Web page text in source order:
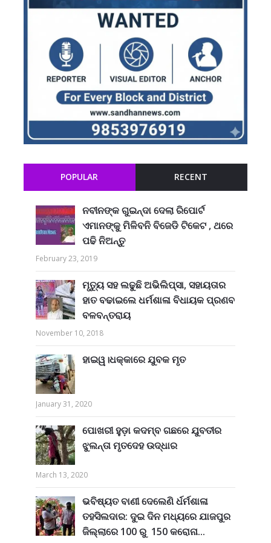
POPULAR RECENT
ନବୀନଙ୍କ ଗୁଇନ୍ଦା ଦେଲା ରିପୋର୍ଟ
ଏମାନଙ୍କୁ ମିଳିବନି ବିଜେଡି ଟିକେଟ , ଥରେ
ପଢି ନିଅନ୍ତୁ
February 23, 2019
ମୃତ୍ୟୁ ସହ ଲଢୁଛି ଅଭିଲିପ୍ସା, ସହାୟତାର
ହାତ ବଢାଇଲେ ଧର୍ମଶାଳା ବିଧାୟକ ପ୍ରଣବ
ବଳବନ୍ତରାୟ
November 10, 2018
ହାଇୱ।ଧକ୍କାରେ ଯୁବକ ମୃତ
January 31, 2020
ପୋଖରୀ ହୁଡ଼ା କଦମ୍ବ ଗଛରେ ଯୁବତୀର
ଝୁଲନ୍ତା ମୃତଦେହ ଉଦ୍ଧାର
March 13, 2020
ଭବିଷ୍ୟତ ବାଣୀ ଦେଲେଣି ର୍ଧର୍ମଶାଳା
ତହସିଲଦାର: ଦୁଇ ଦିନ ମଧ୍ୟରେ ଯାଜପୁର
ଜିଲ୍ଲାରେ 100 ରୁ 150 କରୋନା...